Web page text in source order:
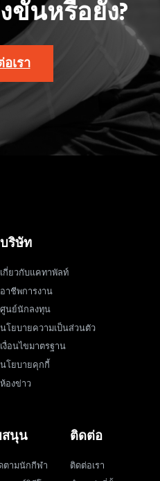
ขันหรือยัง?
เรา
บริษัท
เกี่ยวกับแคทาพัลท์
อาชีพการงาน
ศูนย์นักลงทุน
นโยบายความเป็นส่วนตัว
เงื่อนไขมาตรฐาน
นโยบายคุกกี้
ห้องข่าว
สนุน
ตามนักกีฬา
ติดต่อ
ติดต่อเรา